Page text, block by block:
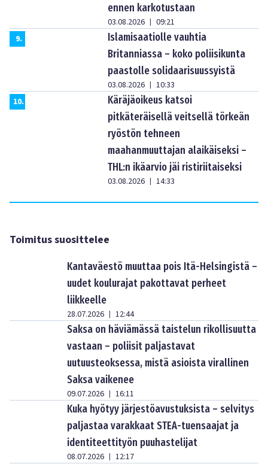
ennen karkotustaan
03.08.2026 | 09:21
9.
Islamisaatiolle vauhtia
Britanniassa – koko poliisikunta
paastolle solidaarisuussyistä
03.08.2026 | 10:33
10.
Käräjäoikeus katsoi
pitkäteräisellä veitsellä törkeän
ryöstön tehneen
maahanmuuttajan alaikäiseksi –
THL:n ikäarvio jäi ristiriitaiseksi
03.08.2026 | 14:33
Toimitus suosittelee
Kantaväestö muuttaa pois Itä-Helsingistä –
uudet koulurajat pakottavat perheet
liikkeelle
28.07.2026 | 12:44
Saksa on häviämässä taistelun rikollisuutta
vastaan – poliisit paljastavat
uutuusteoksessa, mistä asioista virallinen
Saksa vaikenee
09.07.2026 | 16:11
Kuka hyötyy järjestöavustuksista – selvitys
paljastaa varakkaat STEA-tuensaajat ja
identiteettityön puuhastelijat
08.07.2026 | 12:17